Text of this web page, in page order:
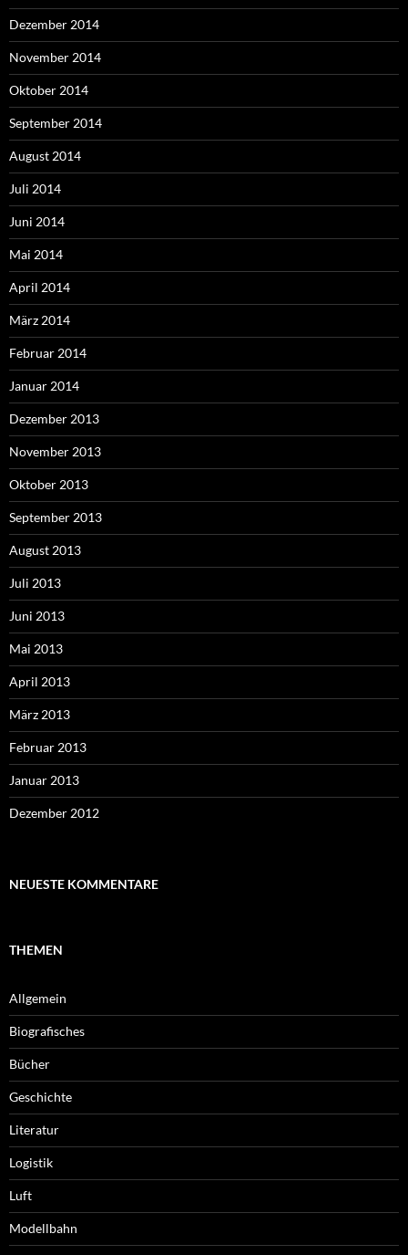
Dezember 2014
November 2014
Oktober 2014
September 2014
August 2014
Juli 2014
Juni 2014
Mai 2014
April 2014
März 2014
Februar 2014
Januar 2014
Dezember 2013
November 2013
Oktober 2013
September 2013
August 2013
Juli 2013
Juni 2013
Mai 2013
April 2013
März 2013
Februar 2013
Januar 2013
Dezember 2012
NEUESTE KOMMENTARE
THEMEN
Allgemein
Biografisches
Bücher
Geschichte
Literatur
Logistik
Luft
Modellbahn